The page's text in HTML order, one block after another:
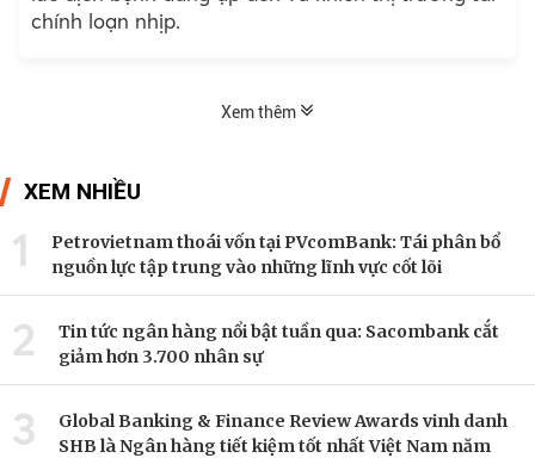
chính loạn nhịp.
Xem thêm
XEM NHIỀU
1
Petrovietnam thoái vốn tại PVcomBank: Tái phân bổ
nguồn lực tập trung vào những lĩnh vực cốt lõi
2
Tin tức ngân hàng nổi bật tuần qua: Sacombank cắt
giảm hơn 3.700 nhân sự
3
Global Banking & Finance Review Awards vinh danh
SHB là Ngân hàng tiết kiệm tốt nhất Việt Nam năm